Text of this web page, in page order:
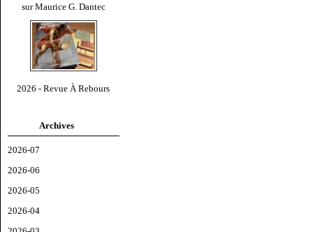
sur Maurice G. Dantec
2026 - Revue À Rebours
Archives
2026-07
2026-06
2026-05
2026-04